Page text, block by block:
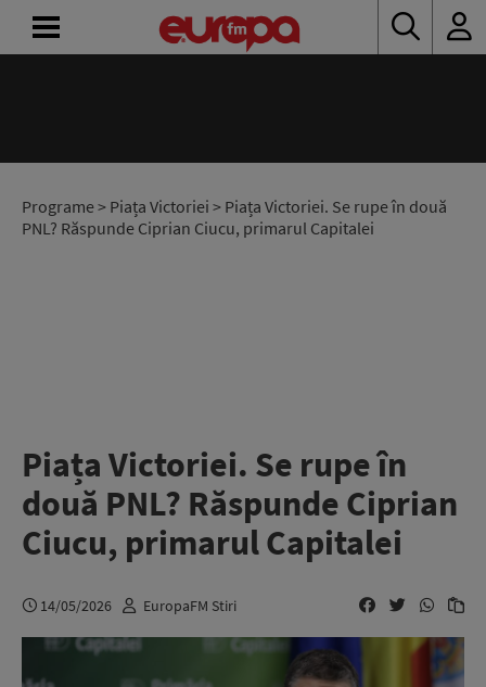
Programe> Piața Victoriei > Piața Victoriei. Se rupe în două
PNL? Răspunde Ciprian Ciucu, primarul Capitalei
Piața Victoriei. Se rupe în
două PNL? Răspunde Ciprian
Ciucu, primarul Capitalei
14/05/2026 EuropaFM Stiri
RADIO